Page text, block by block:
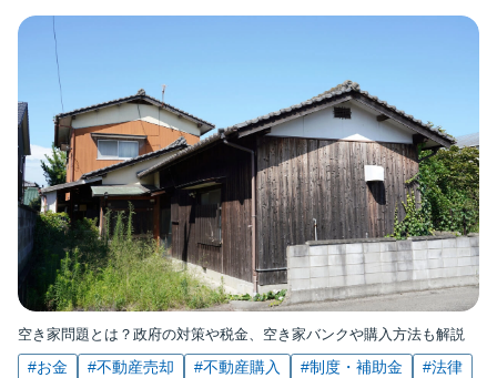
空き家問題とは？政府の対策や税金、空き家バンクや購入方法も解説
#お金 #不動産売却 #不動産購入 #制度・補助金 #法律